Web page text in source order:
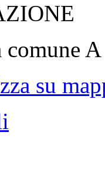
A
su